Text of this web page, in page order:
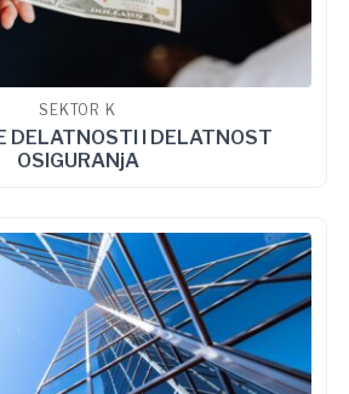
SEKTOR K
DELATNOSTI I DELATNOST
OSIGURANjA